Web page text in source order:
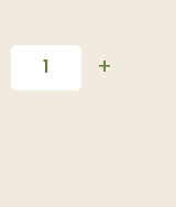
Quantité+